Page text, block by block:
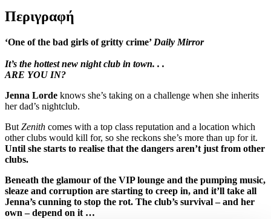
Περιγραφή
‘One of the bad girls of gritty crime’ Daily Mirror
It’s the hottest new night club in town. . .
ARE YOU IN?
Jenna Lorde knows she’s taking on a challenge when she inherits
her dad’s nightclub.
But Zenith comes with a top class reputation and a location which
other clubs would kill for, so she reckons she’s more than up for it.
Until she starts to realise that the dangers aren’t just from other
clubs.
Beneath the glamour of the VIP lounge and the pumping music,
sleaze and corruption are starting to creep in, and it’ll take all
Jenna’s cunning to stop the rot. The club’s survival – and her
own – depend on it …